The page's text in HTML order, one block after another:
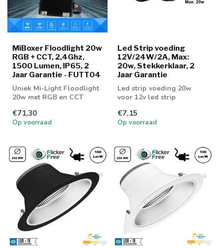
MiBoxer Floodlight 20w
RGB + CCT, 2,4Ghz,
1500 Lumen, IP65, 2
Jaar Garantie - FUTT04
Uniek Mi-Light Floodlight
20w met RGB en CCT
€71,30
Op voorraad
Led Strip voeding
12V/24W/2A, Max:
20w, Stekkerklaar, 2
Jaar Garantie
Led strip voeding 20w
voor 12v led strip
€7,15
Op voorraad